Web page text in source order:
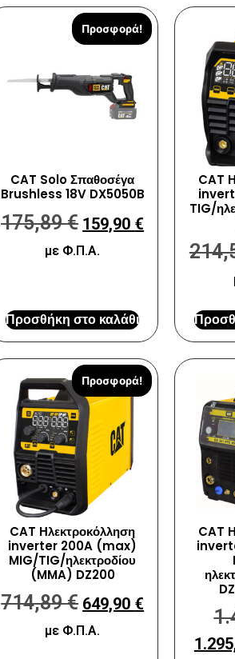
Προσφορά!
CAT Solo Σπαθοσέγα
Brushless 18V DX5050B
175,89€ 159,90 €
με Φ.Π.Α.
Προσθήκη στο καλάθι
CAT
TIG/
Προσφορά!
CAT Ηλεκτροκόλληση
inverter 200A (max)
MIG/TIG/ηλεκτροδίου
(MMA) DZ200
714,89€ 649,90 €
με Φ.Π.Α.
CAT